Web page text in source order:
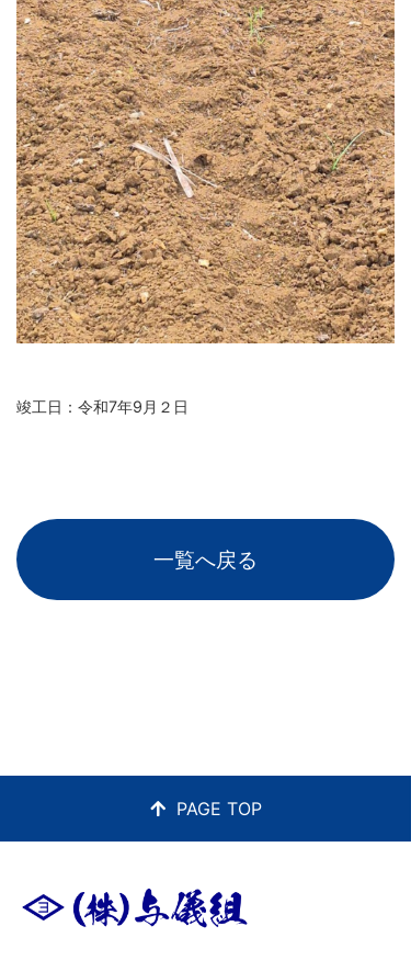
竣工日：令和7年9月２日
一覧へ戻る
PAGE TOP